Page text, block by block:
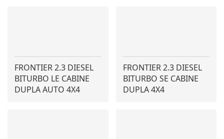
FRONTIER 2.3 DIESEL
BITURBO LE CABINE
DUPLA AUTO 4X4
FRONTIER 2.3 DIESEL
BITURBO SE CABINE
DUPLA 4X4